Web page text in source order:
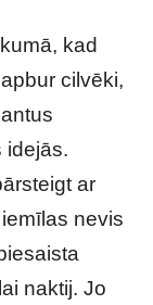
kad
cilvēki,
idejās.
ar
nevis
naktij. Jo